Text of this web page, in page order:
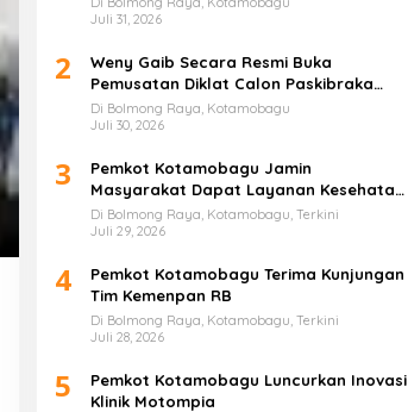
Juli 31, 2026
2
Weny Gaib Secara Resmi Buka
Pemusatan Diklat Calon Paskibraka
Kotamobagu
Di Bolmong Raya, Kotamobagu
Juli 30, 2026
3
Pemkot Kotamobagu Jamin
Masyarakat Dapat Layanan Kesehatan
Gratis
Di Bolmong Raya, Kotamobagu, Terkini
Juli 29, 2026
4
Pemkot Kotamobagu Terima Kunjungan
Tim Kemenpan RB
Di Bolmong Raya, Kotamobagu, Terkini
Juli 28, 2026
5
Pemkot Kotamobagu Luncurkan Inovasi
Klinik Motompia